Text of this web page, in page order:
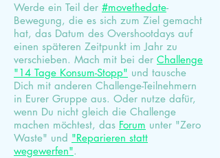
Werde ein Teil der #movethedate-
Bewegung, die es sich zum Ziel gemacht
hat, das Datum des Overshootdays auf
einen späteren Zeitpunkt im Jahr zu
verschieben. Mach mit bei der Challenge
"14 Tage Konsum-Stopp" und tausche
Dich mit anderen Challenge-Teilnehmern
in Eurer Gruppe aus. Oder nutze dafür,
wenn Du nicht gleich die Challenge
machen möchtest, das Forum unter "Zero
Waste" und "Reparieren statt
wegewerfen".